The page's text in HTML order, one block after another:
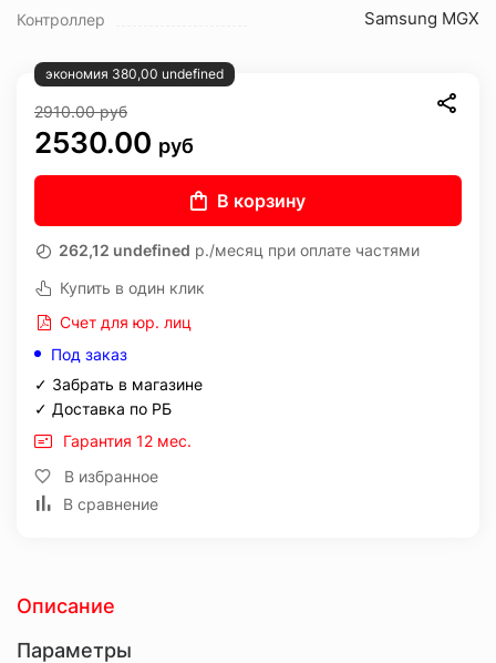
Контроллер Samsung MGX
экономия 380,00 undefined
2910.00руб
2530.00 руб
В корзину
262,12 undefined р./месяц при оплате частями
Купить в один клик
Счет для юр. лиц
Под заказ
✓ Забрать в магазине
✓ Доставка по РБ
Гарантия 12 мес.
В избранное
В сравнение
Описание
Параметры